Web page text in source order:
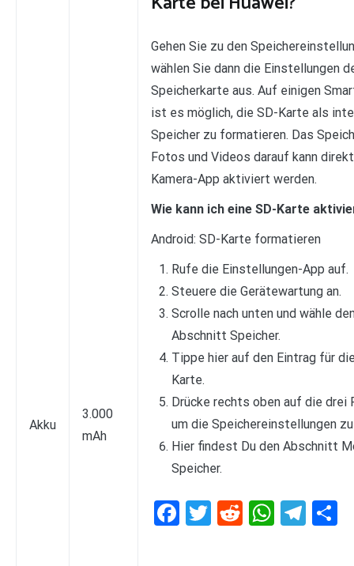
Akku
3.000
mAh
Gehen Sie zu den
wählen Sie dann die Einstellungen
Speicherkarte aus. Auf einigen
ist es möglich, die SD-Karte als
Speicher zu formatieren. Das
Fotos und Videos darauf kann
Kamera-App aktiviert werden.
Wie kann ich eine SD-Karte
Android: SD-Karte formatieren
Rufe die Einstellungen-App auf.
Steuere die Gerätewartung an.
Scrolle nach unten und wähle
Abschnitt Speicher.
Tippe hier auf den Eintrag für
Karte.
Drücke rechts oben auf die drei
um die Speichereinstellungen
Hier findest Du den Abschnitt
Speicher.
Facebook
Twitter
Reddit